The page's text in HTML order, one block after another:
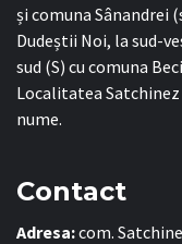
și comuna Sânandrei
Dudeștii Noi, la sud-
sud (S) cu comuna
Localitatea Satchinez
nume.
Contact
Adresa:com.